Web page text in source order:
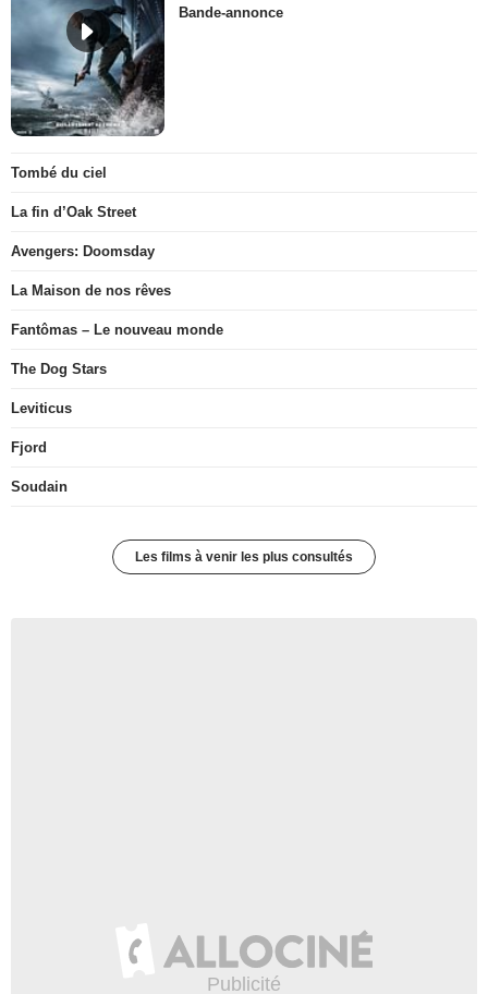
Bande-annonce
Tombé du ciel
La fin d’Oak Street
Avengers: Doomsday
La Maison de nos rêves
Fantômas – Le nouveau monde
The Dog Stars
Leviticus
Fjord
Soudain
Les films à venir les plus consultés